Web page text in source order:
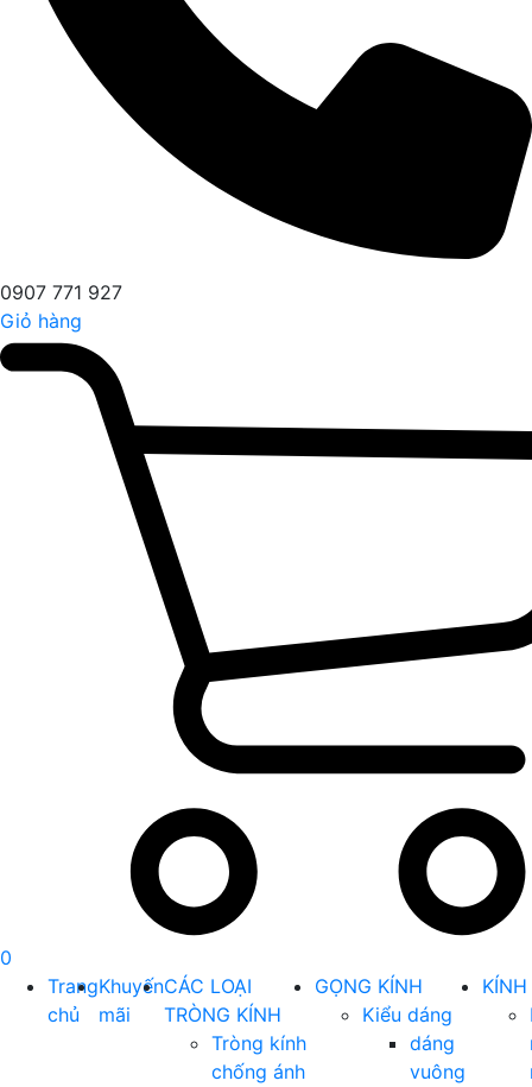
0907 771 927
Giỏ hàng
0
Trang
chủ
Khuyến
mãi
CÁC LOẠI
TRÒNG KÍNH
Tròng kính
chống ánh
GỌNG KÍNH
Kiểu dáng
dáng
vuông